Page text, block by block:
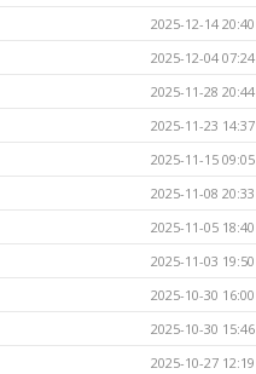
2025-12-14 20:40
2025-12-04 07:24
2025-11-28 20:44
2025-11-23 14:37
2025-11-15 09:05
2025-11-08 20:33
2025-11-05 18:40
2025-11-03 19:50
2025-10-30 16:00
2025-10-30 15:46
2025-10-27 12:19